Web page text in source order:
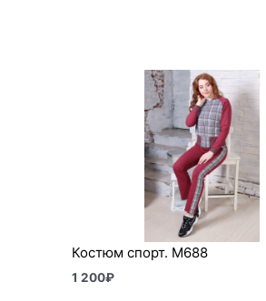
Костюм спорт. М688
1 200₽